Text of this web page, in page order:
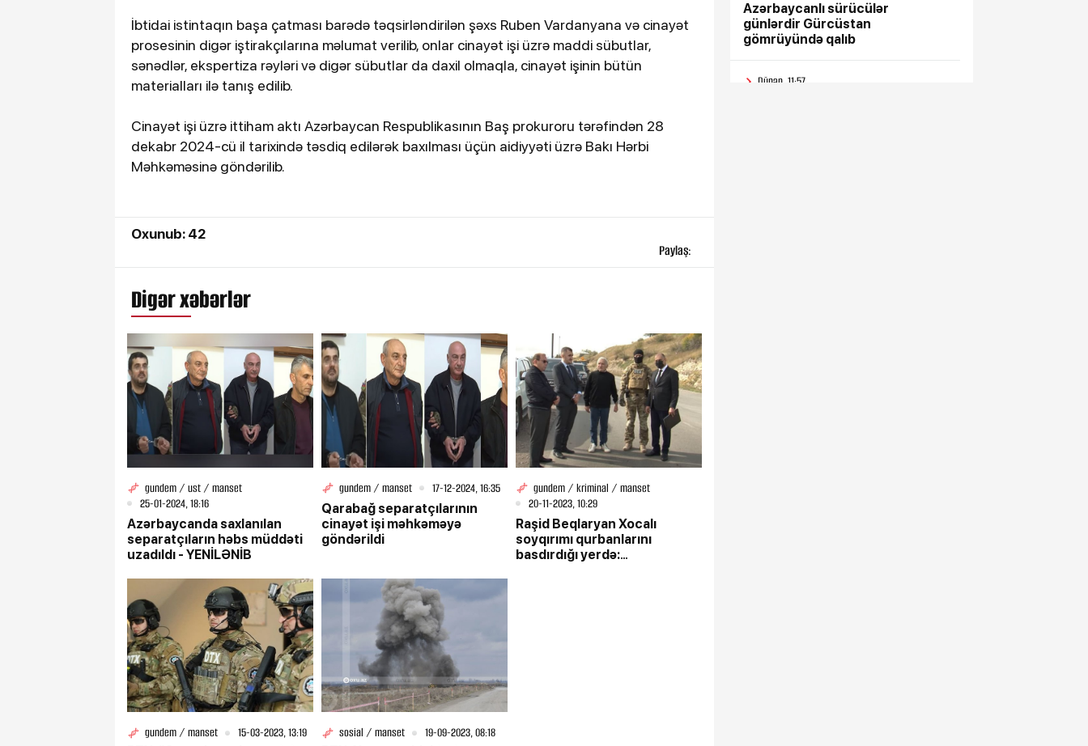
İbtidai istintaqın başa çatması barədə təqsirləndirilən şəxs Ruben Vardanyana və cinayət
prosesinin digər iştirakçılarına məlumat verilib, onlar cinayət işi üzrə maddi sübutlar,
sənədlər, ekspertiza rəyləri və digər sübutlar da daxil olmaqla, cinayət işinin bütün
materialları ilə tanış edilib.
Cinayət işi üzrə ittiham aktı Azərbaycan Respublikasının Baş prokuroru tərəfindən 28
dekabr 2024-cü il tarixində təsdiq edilərək baxılması üçün aidiyyəti üzrə Bakı Hərbi
Məhkəməsinə göndərilib.
Oxunub: 42
Paylaş:
Digər xəbərlər
gundem / ust / manset
25-01-2024, 18:16
Azərbaycanda saxlanılan
separatçıların həbs müddəti
uzadıldı - YENİLƏNİB
gundem / manset
17-12-2024, 16:35
Qarabağ separatçılarının
cinayət işi məhkəməyə
göndərildi
gundem / kriminal / manset
20-11-2023, 10:29
Raşid Beqlaryan Xocalı
soyqırımı qurbanlarını
basdırdığı yerdə:
gundem / manset
15-03-2023, 13:19
sosial / manset
19-09-2023, 08:18
Azərbaycanlı sürücülər
günlərdir Gürcüstan
gömrüyündə qalıb
Dünən, 11:57